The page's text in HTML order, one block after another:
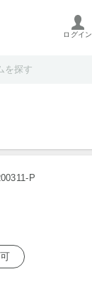
ります。
ログイン
スクッション
P